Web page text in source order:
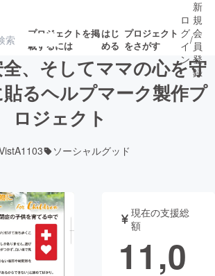
プロジェクトを掲
載するには
はじ
める
プロジェクト
をさがす
注目の新着プロ募集終了が近いプ
ジー・ガジェット
映画 書籍・雑誌
ロ
グ
イ
ン
/
新
規
会
員
登
録
、そしてママの心を守
るヘルプマーク製作プ
ロジェクト
ソーシャルグッド
現在の支援総
額
11,0